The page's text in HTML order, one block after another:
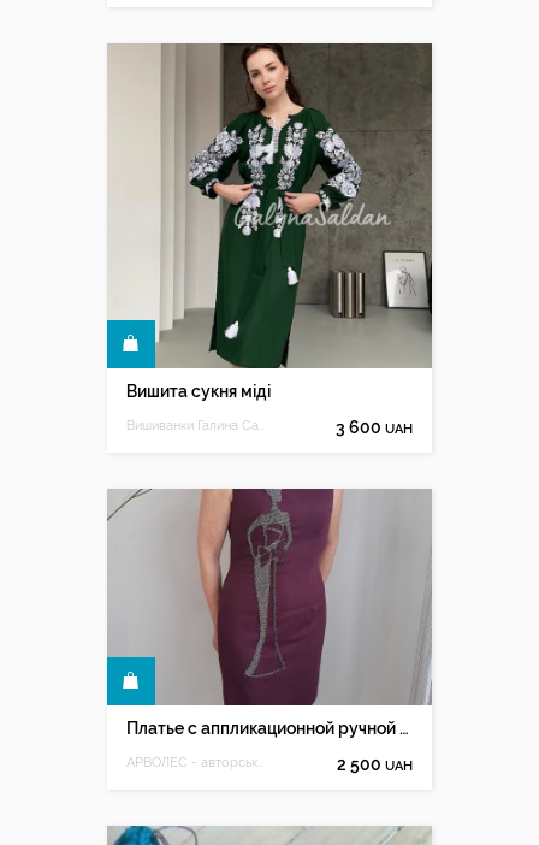
Вишита сукня міді
Вишиванки Галина Салдан 3 600 UAH
Платье с аппликационной ручной вышивкой бисером, ручная вышивка
АРВОЛЕС - авторська ручна вишивка Олесі Мацюк 2 500 UAH